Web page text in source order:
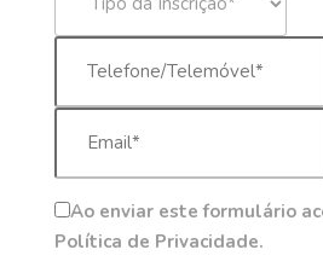
Ao enviar este formulário
Política de Privacidade.